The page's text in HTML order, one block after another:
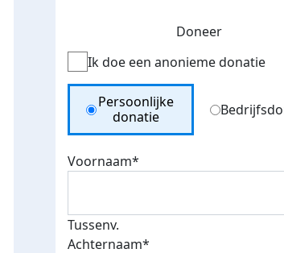
Doneer
Ik doe een anonieme donatie
Donation Type
Persoonlijke
donatie
Voornaam*
Tussenv.
Achternaam*